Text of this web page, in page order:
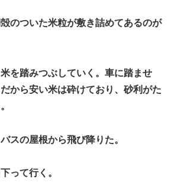
のついた米粒が敷き詰めてあるのが
を踏みつぶしていく。車に踏ませ
から安い米は砕けており、砂利がた
スの屋根から飛び降りた。
って行く。